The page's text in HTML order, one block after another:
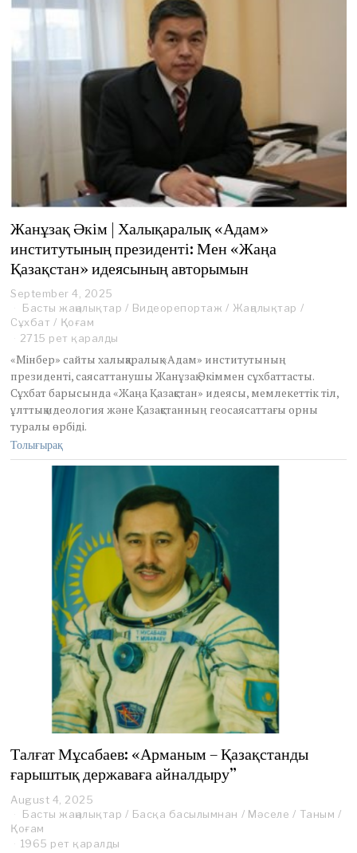
Жанұзақ Әкім | Халықаралық «Адам»
институтының президенті: Мен «Жаңа
Қазақстан» идеясының авторымын
September 4, 2025
Басты жаңалықтар / Видеорепортаж / Жаңалықтар /
Сұхбат / Қоғам
2715 рет қаралды
«Мінбер» сайты халықаралық «Адам» институтының
президенті, саясаттанушы Жанұзақ Әкіммен сұхбаттасты.
Сұхбат барысында «Жаңа Қазақстан» идеясы, мемлекеттік тіл,
ұлттық идеология және Қазақстанның геосаясаттағы орны
туралы өрбіді.
Толығырақ
Талғат Мұсабаев: «Арманым – Қазақстанды
ғарыштық державаға айналдыру”
August 4, 2025
Басты жаңалықтар / Басқа басылымнан / Мәселе / Таным /
Қоғам
1965 рет қаралды